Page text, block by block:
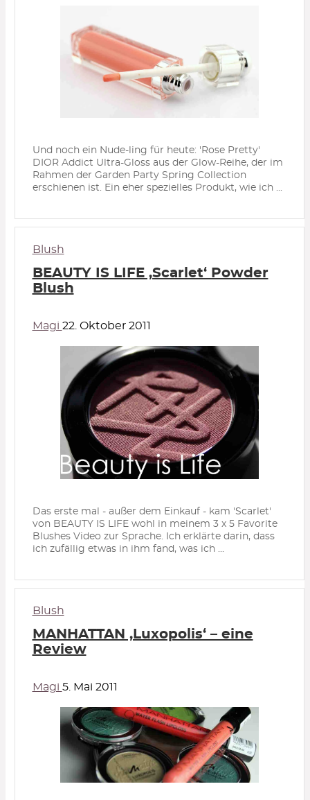
Und noch ein Nude-ling für heute: 'Rose Pretty'
DIOR Addict Ultra-Gloss aus der Glow-Reihe, der im
Rahmen der Garden Party Spring Collection
erschienen ist. Ein eher spezielles Produkt, wie ich ...
Blush
BEAUTY IS LIFE ‚Scarlet‘ Powder
Blush
Magi 22. Oktober 2011
Das erste mal - außer dem Einkauf - kam 'Scarlet'
von BEAUTY IS LIFE wohl in meinem 3 x 5 Favorite
Blushes Video zur Sprache. Ich erklärte darin, dass
ich zufällig etwas in ihm fand, was ich ...
Blush
MANHATTAN ‚Luxopolis‘ – eine
Review
Magi 5. Mai 2011